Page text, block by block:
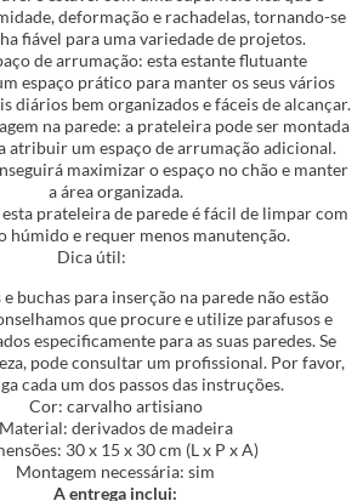
deformação e rachadelas, tornando-se
fiável para uma variedade de projetos.
de arrumação: esta estante flutuante
espaço prático para manter os seus vários
diários bem organizados e fáceis de alcançar.
na parede: a prateleira pode ser montada
atribuir um espaço de arrumação adicional.
maximizar o espaço no chão e manter
a área organizada.
prateleira de parede é fácil de limpar com
húmido e requer menos manutenção.
Dica útil:
buchas para inserção na parede não estão
que procure e utilize parafusos e
especificamente para as suas paredes. Se
pode consultar um profissional. Por favor,
cada um dos passos das instruções.
Cor: carvalho artisiano
Material: derivados de madeira
30 x 15 x 30 cm (L x P x A)
Montagem necessária: sim
A entrega inclui: